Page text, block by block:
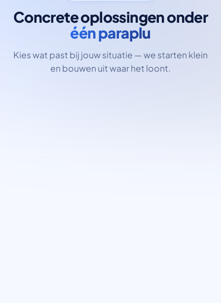
Concrete oplossingen onder
één paraplu
Kies wat past bij jouw situatie — we starten klein
en bouwen uit waar het loont.